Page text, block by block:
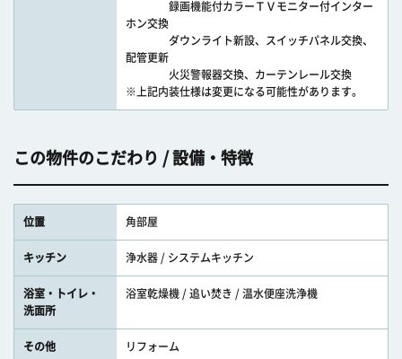
録画機能付カラーＴＶモニター付インター
ホン交換
ダウンライト新設、スイッチパネル交換、
配管更新
火災警報器交換、カーテンレール交換
※上記内装仕様は変更になる可能性があります。
この物件のこだわり / 設備・特徴
位置 角部屋
キッチン 浄水器 / システムキッチン
浴室・トイレ・
洗面所
浴室乾燥機 / 追い焚き / 温水便座洗浄機
その他 リフォーム